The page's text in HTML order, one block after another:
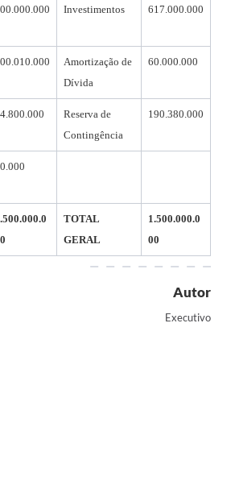
Investimentos 617.000.000
Amortização de
Dívida
60.000.000
Reserva de
Contingência
190.380.000
TOTAL
GERAL
1.500.000.0
00
Autor
Executivo